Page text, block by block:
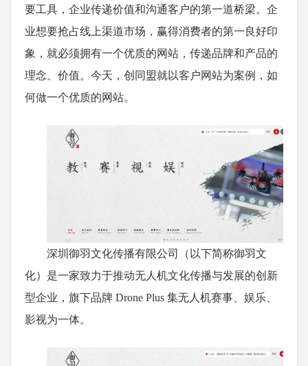
要工具，企业传递价值和沟通客户的第一道桥梁。企
业想要抢占线上渠道市场，赢得消费者的第一良好印
象，就必须拥有一个优质的网站，传递品牌和产品的
理念、价值。今天，创同盟就以客户网站为案例，如
何做一个优质的网站。
深圳御羽文化传播有限公司（以下简称御羽文
化）是一家致力于推动无人机文化传播与发展的创新
型企业，旗下品牌 Drone Plus 集无人机赛事、娱乐、
影视为一体。